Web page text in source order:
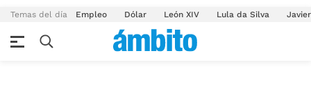
Temas del día Empleo Dólar León XIV Lula da Silva